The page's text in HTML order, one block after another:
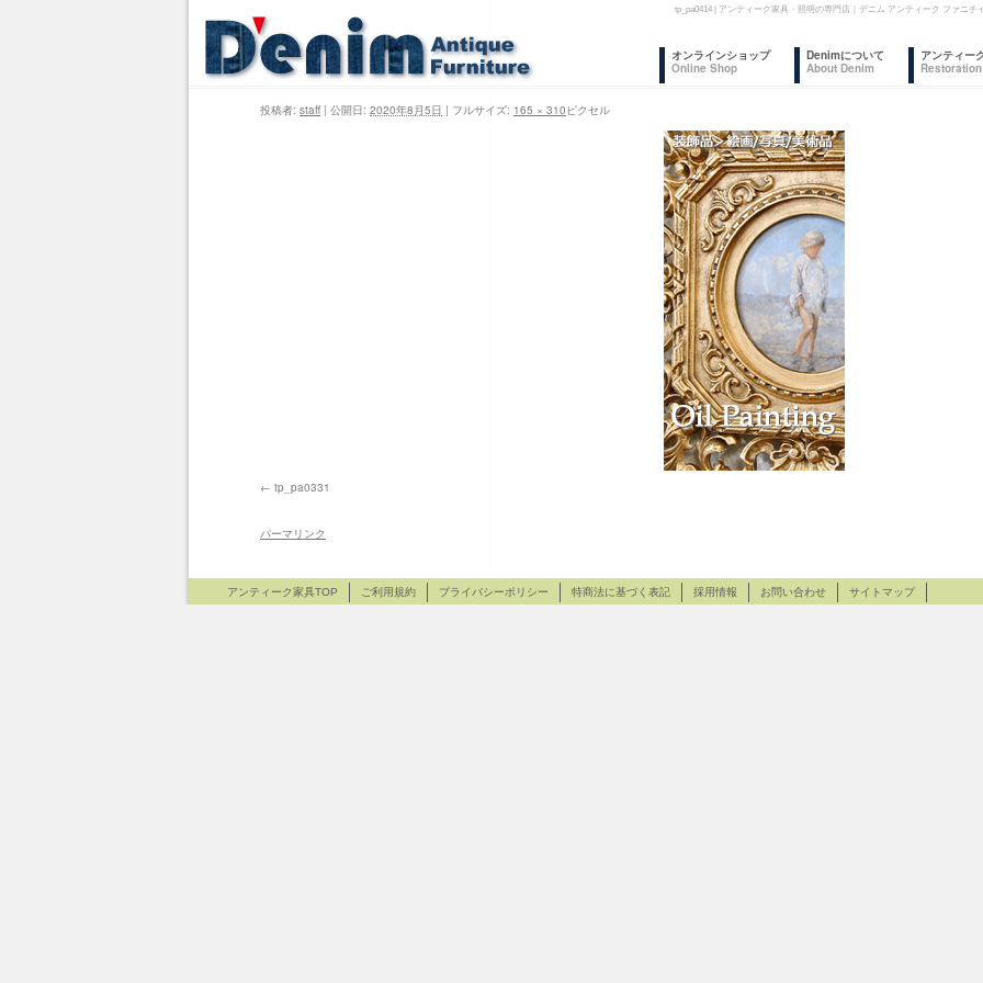
tp_pa0414 | アンティーク家具・照明の専門店｜デニム アンティーク ファニ
テ
オンラインショップ
Online Shop
Denimについて
About Denim
アンティー
Restoration
投稿者: staff | 公開日: 2020年8月5日 | フルサイズ: 165 × 310 ピクセル
tp_pa0331
パーマリンク
アンティーク家具TOP ご利用規約 プライバシーポリシー 特商法に基づく表記 採用情報 お問い合わせ サイトマップ